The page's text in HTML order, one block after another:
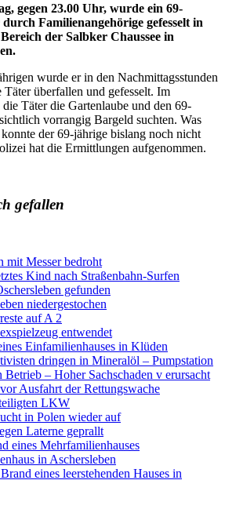
gegen 23.00 Uhr, wurde ein 69-
Familienangehörige gefesselt in
der Salbker Chaussee in
wurde er in den Nachmittagsstunden
Täter überfallen und gefesselt. Im
Täter die Gartenlaube und den 69-
vorrangig Bargeld suchten. Was
der 69-jährige bislang noch nicht
hat die Ermittlungen aufgenommen.
gefallen
mit Messer bedroht
Kind nach Straßenbahn-Surfen
gefunden
niedergestochen
auf A 2
entwendet
Einfamilienhauses in Klüden
dringen in Mineralöl – Pumpstation
Betrieb – Hoher Sachschaden v erursacht
Ausfahrt der Rettungswache
LKW
in Polen wieder auf
Laterne geprallt
eines Mehrfamilienhauses
in Aschersleben
eines leerstehenden Hauses in